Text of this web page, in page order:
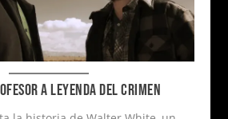
A LEYENDA DEL CRIMEN